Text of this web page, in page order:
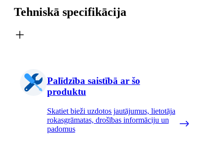
Tehniskā specifikācija
Palīdzība saistībā ar šo
produktu
Skatiet bieži uzdotos jautājumus, lietotāja
rokasgrāmatas, drošības informāciju un
padomus